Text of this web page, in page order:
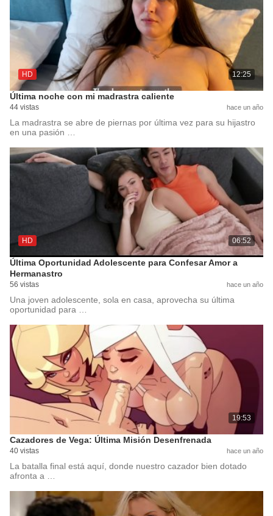
HD 12:25
Última noche con mi madrastra caliente
44 vistas hace un año
La madrastra se abre de piernas por última vez para su hijastro
en una pasión …
HD 06:52
Última Oportunidad Adolescente para Confesar Amor a
Hermanastro
56 vistas hace un año
Una joven adolescente, sola en casa, aprovecha su última
oportunidad para …
19:53
Cazadores de Vega: Última Misión Desenfrenada
40 vistas hace un año
La batalla final está aquí, donde nuestro cazador bien dotado
afronta a …